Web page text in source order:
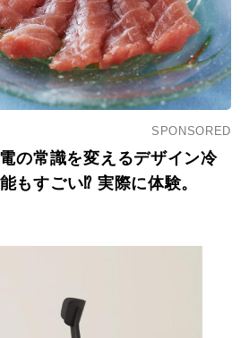
SPONSORED
の常識を変えるデザイン冷
もすごい⁉︎ 実際に体験。